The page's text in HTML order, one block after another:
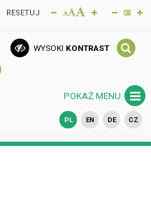
RESETUJ
WYSOKI KONTRAST
POKAŻ MENU
PL EN DE CZ